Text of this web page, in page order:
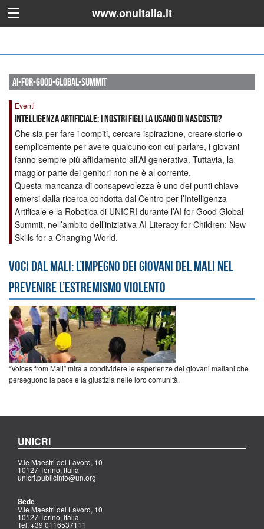
www.onuitalia.it
ai-for-good-global-summit
Eventi
Intelligenza artificiale: i nostri figli la usano di nascosto?
Che sia per fare i compiti, cercare ispirazione, creare storie o
semplicemente per avere qualcuno con cui parlare, i giovani
fanno sempre più affidamento all’AI generativa. Tuttavia, la
maggior parte dei genitori non ne è al corrente.
Questa mancanza di consapevolezza è uno dei punti chiave
emersi dalla ricerca condotta dal Centro per l’Intelligenza
Artificale e la Robotica di UNICRI durante l’AI for Good Global
Summit, nell’ambito dell’iniziativa AI Literacy for Children: New
Skills for a Changing World.
Voci dal Mali: l’impegno dei giovani del Mali nel
prevenire l’estremismo violento
“Voices from Mali” mira a condividere le esperienze dei giovani maliani che
perseguono la pace e la giustizia nelle loro comunità.
UNICRI
V.le Maestri del Lavoro, 10
10127 Torino, Italia
unicri.publicinfo@un.org
Sede
V.le Maestri del Lavoro, 10
10127 Torino, Italia
Tel. +39 0116537111